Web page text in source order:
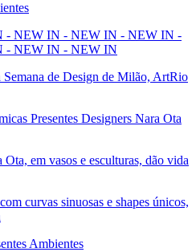
- NEW IN - NEW IN - NEW IN -
- NEW IN - NEW IN
Semana de Design de Milão, ArtRio
Presentes Designers Nara Ota
em vasos e esculturas, dão vida
curvas sinuosas e shapes únicos,
Ambientes